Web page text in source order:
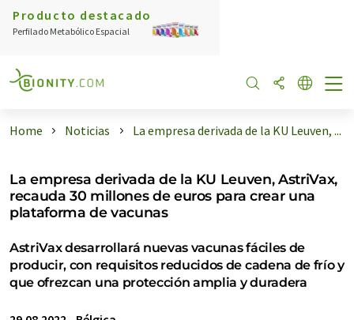
Producto destacado
Perfilado Metabólico Espacial
Home Noticias La empresa derivada de la KU Leuven, ...
La empresa derivada de la KU Leuven, AstriVax,
recauda 30 millones de euros para crear una
plataforma de vacunas
AstriVax desarrollará nuevas vacunas fáciles de
producir, con requisitos reducidos de cadena de frío y
que ofrezcan una protección amplia y duradera